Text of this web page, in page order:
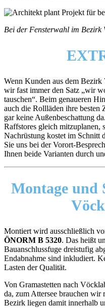
Bei der Fensterwahl im Bezirk
Wenn Kunden aus dem
wir fast immer den Satz „wir
tauschen“. Beim genaueren
auch die Rollläden ihre besten
gar keine Außenbeschattung
Raffstores gleich mitzuplanen,
Nachrüstung kostet im Schnitt
Sie uns bei der Vorort-
Ihnen beide Varianten durch
Montage und
Montiert wird ausschließlich
ÖNORM B 5320. Das heißt
Bauanschlussfuge dreistufig
Endabnahme sind inkludiert.
Lasten der Qualität.
Von Gramastetten nach
da, zum Attersee brauchen wir
Bezirk liegen damit innerhalb